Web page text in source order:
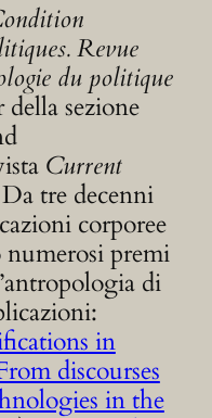
Revue
du politique
della sezione
Current
tre decenni
corporee
numerosi premi
di
in
discourses
in the